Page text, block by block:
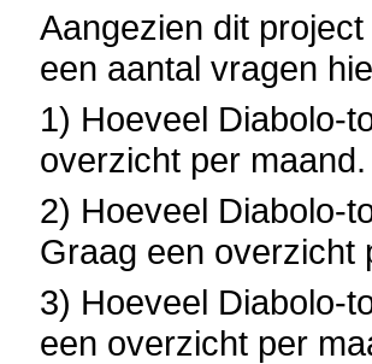
Aangezien dit
een aantal vragen
1) Hoeveel Diabolo-
overzicht per maand.
2) Hoeveel Diabolo-
Graag een overzicht
3) Hoeveel Diabolo-
een overzicht per